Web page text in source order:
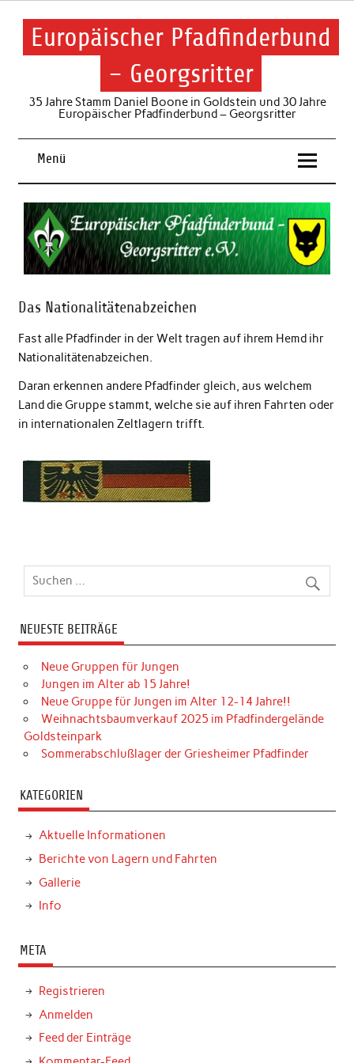
Skip
contentEuropäischer Pfadfinderbund
– Georgsritter
35 Jahre Stamm Daniel Boone in Goldstein und 30 Jahre
Europäischer Pfadfinderbund – Georgsritter
Menü
Das Nationalitätenabzeichen
Fast alle Pfadfinder in der Welt tragen auf ihrem Hemd ihr
Nationalitätenabzeichen.
Daran erkennen andere Pfadfinder gleich, aus welchem
Land die Gruppe stammt, welche sie auf ihren Fahrten oder
in internationalen Zeltlagern trifft.
NEUESTE BEITRÄGE
Neue Gruppen für Jungen
Jungen im Alter ab 15 Jahre!
Neue Gruppe für Jungen im Alter 12-14 Jahre!!
Weihnachtsbaumverkauf 2025 im Pfadfindergelände
Goldsteinpark
Sommerabschlußlager der Griesheimer Pfadfinder
KATEGORIEN
Aktuelle Informationen
Berichte von Lagern und Fahrten
Gallerie
Info
META
Registrieren
Anmelden
Feed der Einträge